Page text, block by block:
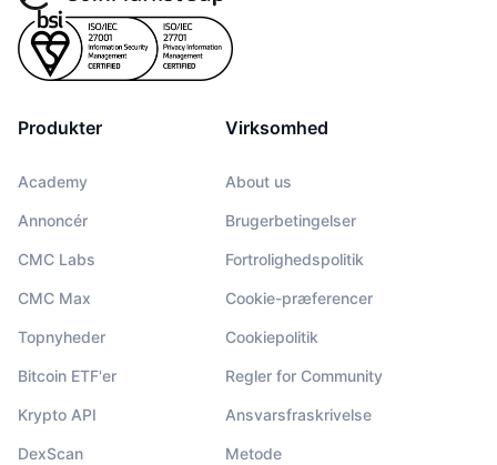
Produkter
Academy
Annoncér
CMC Labs
CMC Max
Topnyheder
Bitcoin ETF'er
Krypto API
DexScan
Virksomhed
About us
Brugerbetingelser
Fortrolighedspolitik
Cookie-præferencer
Cookiepolitik
Regler for Community
Ansvarsfraskrivelse
Metode